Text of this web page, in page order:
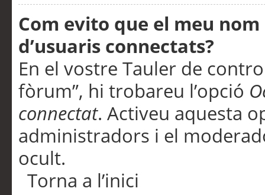
Com evito que el meu
d’usuaris connectats?
En el vostre Tauler de
fòrum”, hi trobareu l’opció
connectat. Activeu aquesta
administradors i el
ocult.
Torna a l’inici